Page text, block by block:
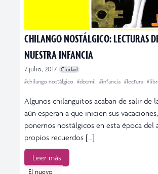
CHILANGO NOSTÁLGICO: LECTURAS
NUESTRA INFANCIA
7 julio, 2017 Ciudad
#chilango nostálgico #dosmil #infancia #lectura
Algunos chilanguitos acaban de salir de
aún esperan a que inicien sus
ponernos nostálgicos en esta época del
propios recuerdos […]
Leer más
El nuevo